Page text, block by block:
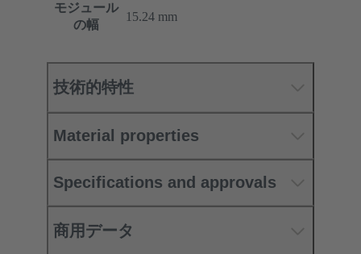
モジュール
の幅
15.24 mm
技術的特性
Material properties
Specifications and approvals
商用データ